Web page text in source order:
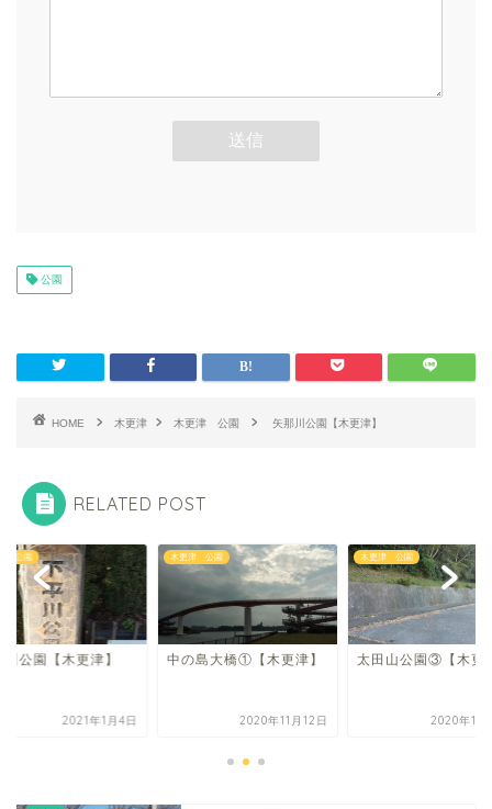
公園
HOME 木更津 木更津 公園 矢那川公園【木更津】
RELATED POST
公園
島大橋①【木更津】
2020年11月12日
木更津 公園
太田山公園③【木更津】
2020年11月18日
木更津 公園
下平川公園【木更津
2021年1